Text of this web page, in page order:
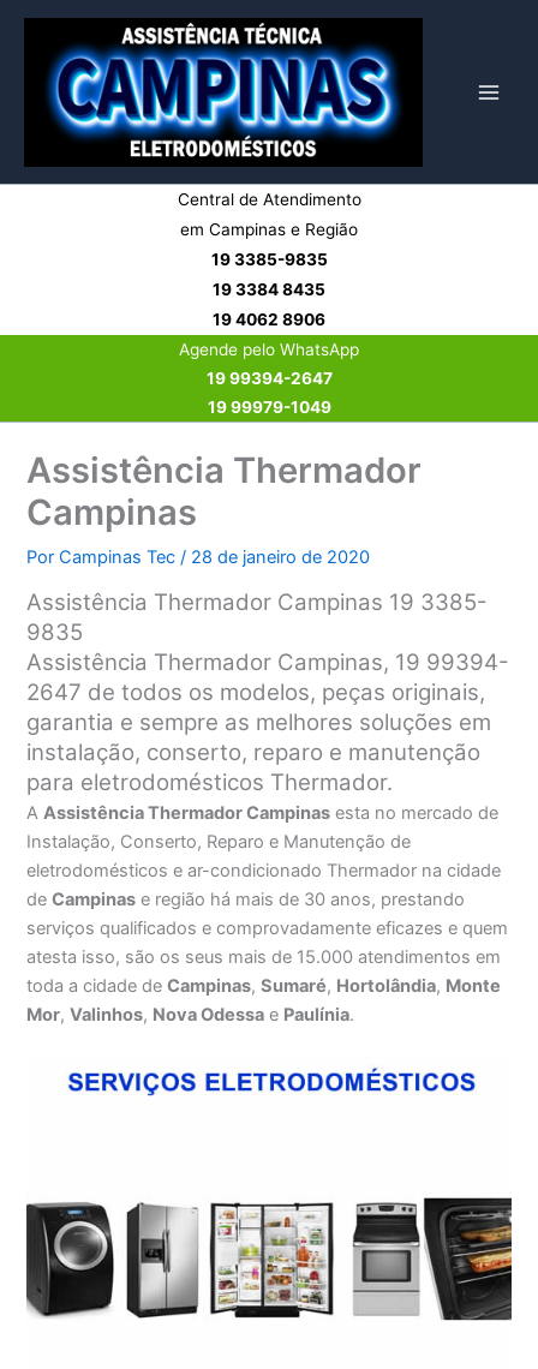
conteúdo
Central de Atendimento
em Campinas e Região
19 3385-9835
19 3384 8435
19 4062 8906
Agende pelo WhatsApp
19 99394-2647
19 99979-1049
Assistência Thermador
Campinas
PorCampinas Tec/ 28 de janeiro de 2020
Assistência Thermador Campinas 19 3385-
9835
Assistência Thermador Campinas, 19 99394-
2647 de todos os modelos, peças originais,
garantia e sempre as melhores soluções em
instalação, conserto, reparo e manutenção
para eletrodomésticos Thermador.
AAssistência Thermador Campinas esta no mercado de
Instalação, Conserto, Reparo e Manutenção de
eletrodomésticos e ar-condicionado Thermador na cidade
deCampinas e região há mais de 30 anos, prestando
serviços qualificados e comprovadamente eficazes e quem
atesta isso, são os seus mais de 15.000 atendimentos em
toda a cidade deCampinas,Sumaré, Hortolândia, Monte
Mor,Valinhos, Nova Odessa e Paulínia.